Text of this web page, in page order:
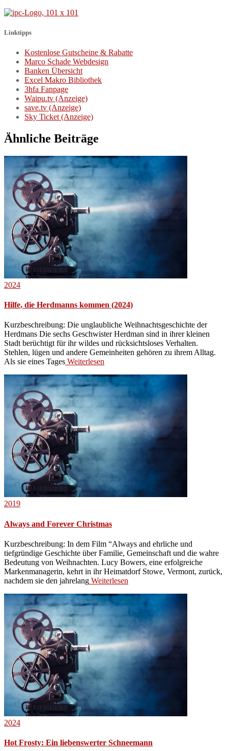
Linktipps
Kostenlose Gutscheine & Rabatte
Marco Schade Webdesign
Banken Übersicht
Excel Makro Bibliothek
3hfa Fanpage
Waipu.tv (Anzeige)
save.tv (Anzeige)
Sky Ticket (Anzeige)
Ähnliche Beiträge
2024
Hilfe, die Herdmanns kommen (2024)
Kurzbeschreibung: Die unglaubliche Weihnachtsgeschichte der
Herdmans Die sechs Geschwister Herdman sind in ihrer kleinen
Stadt berüchtigt für ihr wildes und rücksichtsloses Verhalten.
Stehlen, lügen und andere Gemeinheiten gehören zu ihrem Alltag.
Als sie eines Tages Weiterlesen
2019
Always and Forever Christmas
Kurzbeschreibung: In dem Film “Always and ehrliche und
tiefgründige Geschichte über Familie, Gemeinschaft und die wahre
Bedeutung von Weihnachten. Lucy Bowers, eine erfolgreiche
Markenmanagerin, kehrt in ihr Heimatdorf Stowe, Vermont, zurück,
nachdem sie den jahrelang Weiterlesen
2024
Hot Frosty: Ein liebenswerter Schneemann